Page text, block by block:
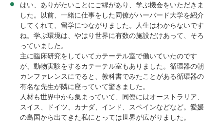
はい、ありがたいことにご縁があり、学ぶ機会をいただきま
した。以前、一緒に仕事をした同僚がハーバード大学を紹介
してくれて、留学につながりました。人生はわからないです
ね。学ぶ環境は、やはり世界に有数の施設だけあって、そろ
っていました。
主に臨床研究をしていてカテーテル室で働いていたのです
が、動物実験をするカテーテル室もありました。循環器の朝
カンファレンスにでると、教科書でみたことがある循環器の
有名な先生が隣に座っていて驚きました。
人材も世界中から集まっていて、同僚にはオーストラリア、
スイス、ドイツ、カナダ、インド、スペインなどなど。愛媛
の島国から出てきた私にとっては世界が広がりました。